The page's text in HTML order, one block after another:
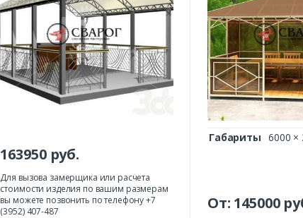
163950руб.
Для вызова замерщика или расчета
стоимости изделия по вашим размерам
вы можете позвонить по телефону +7
(3952) 407-487
Габариты 6000 ×
От: 145000